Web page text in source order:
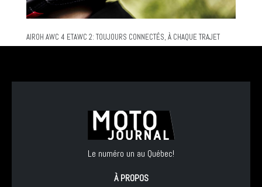
AIROH AWC 4 ETAWC 2: TOUJOURS CONNECTÉS, À CHAQUE TRAJET
Le numéro un au Québec!
À PROPOS